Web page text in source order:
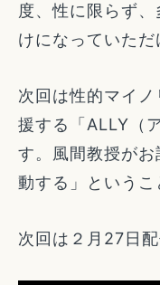
度、性に限らず
けになっていただ
次回は性的マイ
援する「ALLY（
す。風間教授が
動する」というこ
次回は２月27日配